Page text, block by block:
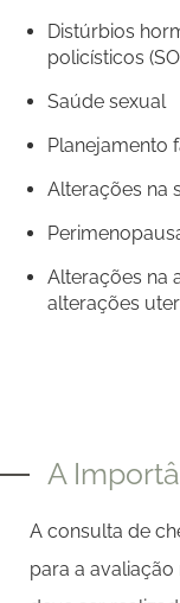
Distúrbios
policísticos
Saúde sexual
Planejamento
Alterações na
Alterações na
alterações
A
A consulta de
para a